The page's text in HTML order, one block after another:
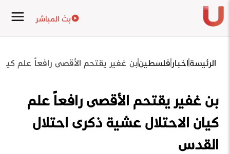
بث المباشر
الرئيسةاخبار فلسطينبن غفير يقتحم الأقصى رافعاً علم
بن غفير يقتحم الأقصى رافعاً علم
كيان الاحتلال عشية ذكرى احتلال
القدس